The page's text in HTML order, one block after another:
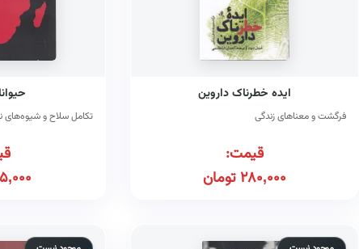
ایده خطرناک داروین
فرگشت و معناهای زندگی
قیمت:
280,000تومان
تکامل سلاح و شیوه‌های